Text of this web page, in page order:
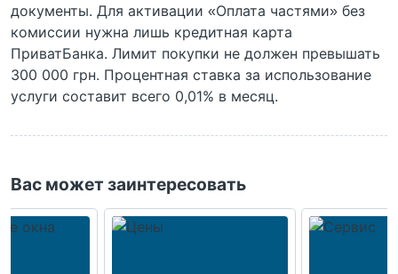
документы. Для активации «Оплата частями» без
комиссии нужна лишь кредитная карта
ПриватБанка. Лимит покупки не должен превышать
300 000 грн. Процентная ставка за использование
услуги составит всего 0,01% в месяц.
Вас может заинтересовать